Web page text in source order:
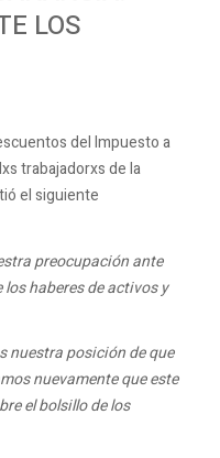
LOS
del Impuesto a
trabajadorxs de la
el siguiente
preocupación ante
haberes de activos y
nuestra posición de que
nuevamente que este
el bolsillo de los